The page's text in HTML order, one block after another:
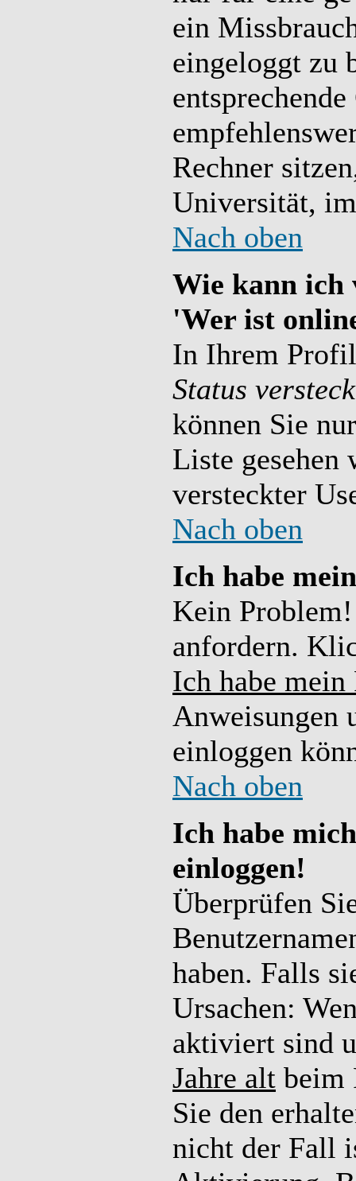
ein
eingeloggt zu
Rechner
Universität,
Nach oben
Wie kann ich
'Wer ist
In Ihrem
Status
können Sie
Liste gesehen
versteckter
Nach oben
Ich habe
Kein Problem!
anfordern.
Ich habe mein
Anweisungen
einloggen
Nach oben
Ich habe
einloggen!
Überprüfen
haben. Falls
Ursachen:
aktiviert sind
Jahre alt beim
Sie den
nicht der Fall